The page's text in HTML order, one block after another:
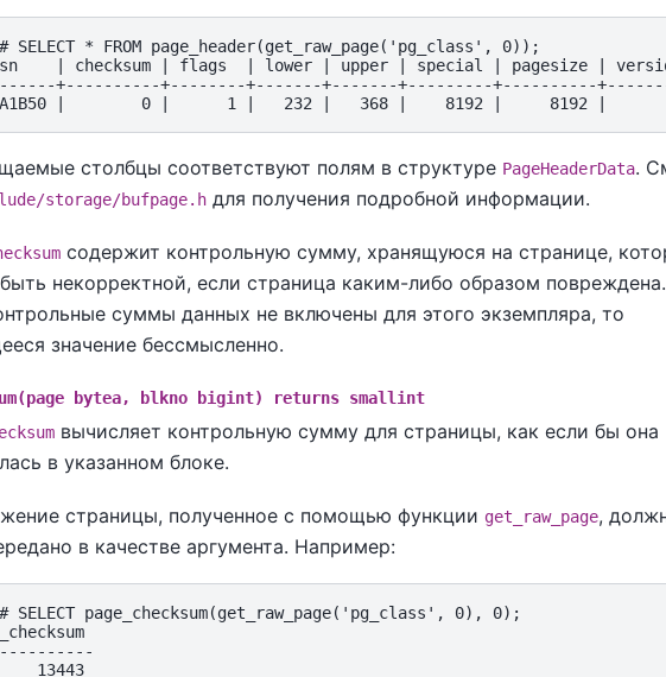
SELECT * FROM page_header(get_raw_page('pg_class', 0));
| checksum | flags  | lower | upper | special | pagesize |
+----------+--------+-------+-------+---------+----------
столбцы соответствуют полям в структуре PageHeaderData.
storage/bufpage.h для получения подробной информации.
содержит контрольную сумму, хранящуюся на странице,
некорректной, если страница каким-либо образом повреждена.
суммы данных не включены для этого экземпляра, то
значение бессмысленно.
bytea, blkno bigint) returns smallint
вычисляет контрольную сумму для страницы, как если бы она
в указанном блоке.
страницы, полученное с помощью функции get_raw_page,
в качестве аргумента. Например:
SELECT page_checksum(get_raw_page('pg_class', 0), 0);